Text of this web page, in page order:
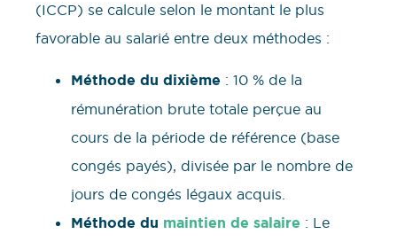
(ICCP) se calcule selon le montant le plus
favorable au salarié entre deux méthodes :
Méthode du dixième : 10 % de la
rémunération brute totale perçue au
cours de la période de référence (base
congés payés), divisée par le nombre de
jours de congés légaux acquis.
Méthode du maintien de salaire : Le